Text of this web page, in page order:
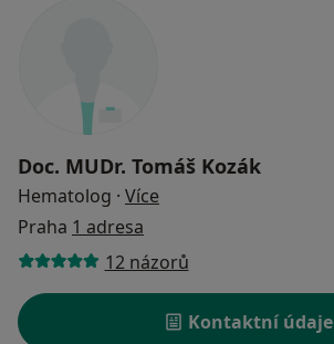
Doc. MUDr. Tomáš Kozák
Hematolog · Více
Praha 1 adresa
12 názorů
Kontaktní údaje